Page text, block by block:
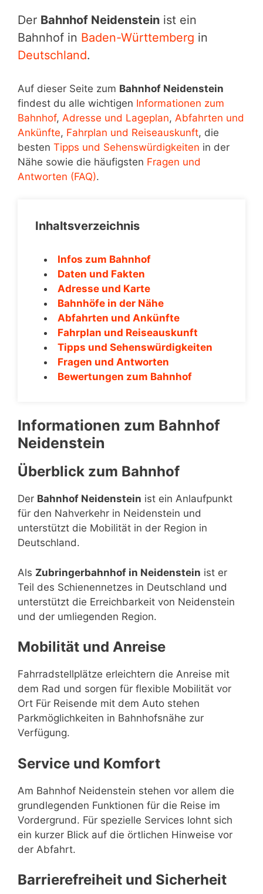
Der Bahnhof Neidenstein ist ein
Bahnhof in Baden-Württemberg in
Deutschland.
Auf dieser Seite zum Bahnhof Neidenstein
findest du alle wichtigen Informationen zum
Bahnhof, Adresse und Lageplan, Abfahrten und
Ankünfte, Fahrplan und Reiseauskunft, die
besten Tipps und Sehenswürdigkeiten in der
Nähe sowie die häufigsten Fragen und
Antworten (FAQ).
Inhaltsverzeichnis
Infos zum Bahnhof
Daten und Fakten
Adresse und Karte
Bahnhöfe in der Nähe
Abfahrten und Ankünfte
Fahrplan und Reiseauskunft
Tipps und Sehenswürdigkeiten
Fragen und Antworten
Bewertungen zum Bahnhof
Informationen zum Bahnhof
Neidenstein
Überblick zum Bahnhof
Der Bahnhof Neidenstein ist ein Anlaufpunkt
für den Nahverkehr in Neidenstein und
unterstützt die Mobilität in der Region in
Deutschland.
Als Zubringerbahnhof in Neidenstein ist er
Teil des Schienennetzes in Deutschland und
unterstützt die Erreichbarkeit von Neidenstein
und der umliegenden Region.
Mobilität und Anreise
Fahrradstellplätze erleichtern die Anreise mit
dem Rad und sorgen für flexible Mobilität vor
Ort Für Reisende mit dem Auto stehen
Parkmöglichkeiten in Bahnhofsnähe zur
Verfügung.
Service und Komfort
Am Bahnhof Neidenstein stehen vor allem die
grundlegenden Funktionen für die Reise im
Vordergrund. Für spezielle Services lohnt sich
ein kurzer Blick auf die örtlichen Hinweise vor
der Abfahrt.
Barrierefreiheit und Sicherheit